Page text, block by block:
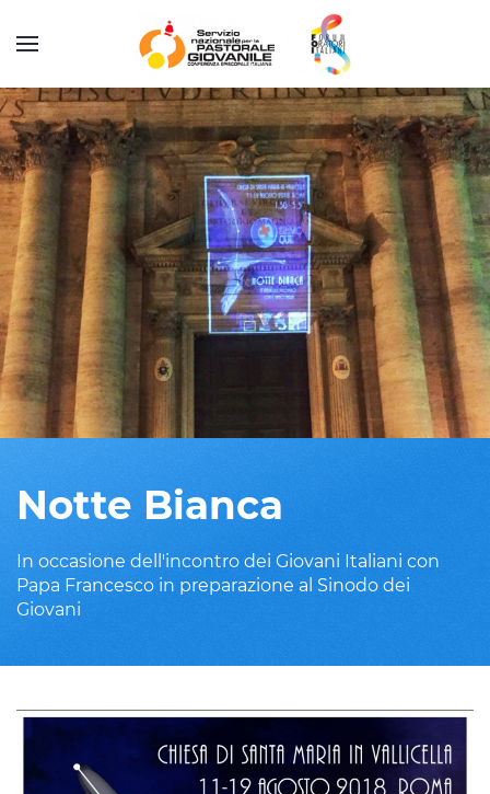
Notte Bianca
In occasione dell'incontro dei Giovani Italiani con
Papa Francesco in preparazione al Sinodo dei
Giovani